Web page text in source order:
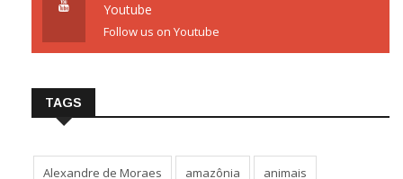
Youtube
Follow us on Youtube
TAGS
Alexandre de Moraes amazônia animais